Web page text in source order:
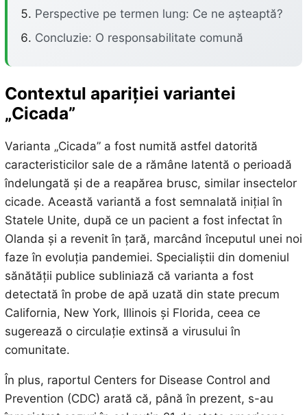
Perspective pe termen lung: Ce ne așteaptă?
Concluzie: O responsabilitate comună
Contextul apariției variantei
„Cicada”
Varianta „Cicada” a fost numită astfel datorită
caracteristicilor sale de a rămâne latentă o perioadă
îndelungată și de a reapărea brusc, similar insectelor
cicade. Această variantă a fost semnalată inițial în
Statele Unite, după ce un pacient a fost infectat în
Olanda și a revenit în țară, marcând începutul unei noi
faze în evoluția pandemiei. Specialiștii din domeniul
sănătății publice subliniază că varianta a fost
detectată în probe de apă uzată din state precum
California, New York, Illinois și Florida, ceea ce
sugerează o circulație extinsă a virusului în
comunitate.
În plus, raportul Centers for Disease Control and
Prevention (CDC) arată că, până în prezent, s-au